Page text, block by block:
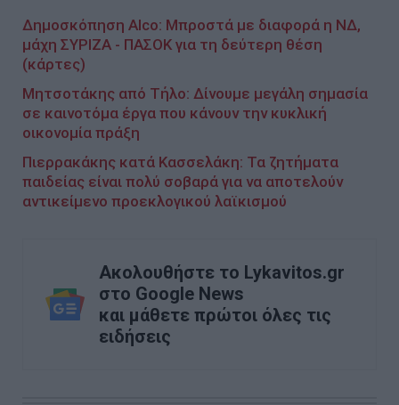
Δημοσκόπηση Alco: Μπροστά με διαφορά η ΝΔ,
μάχη ΣΥΡΙΖΑ - ΠΑΣΟΚ για τη δεύτερη θέση
(κάρτες)
Μητσοτάκης από Τήλο: Δίνουμε μεγάλη σημασία
σε καινοτόμα έργα που κάνουν την κυκλική
οικονομία πράξη
Πιερρακάκης κατά Κασσελάκη: Τα ζητήματα
παιδείας είναι πολύ σοβαρά για να αποτελούν
αντικείμενο προεκλογικού λαϊκισμού
Ακολουθήστε το Lykavitos.gr
στο Google News
και μάθετε πρώτοι όλες τις
ειδήσεις